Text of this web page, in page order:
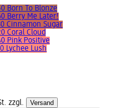
Born To Blonze
Berry Me Later!
Cinnamon Sugar
Coral Cloud
Pink Positive
Lychee Lush
zzgl. Versand